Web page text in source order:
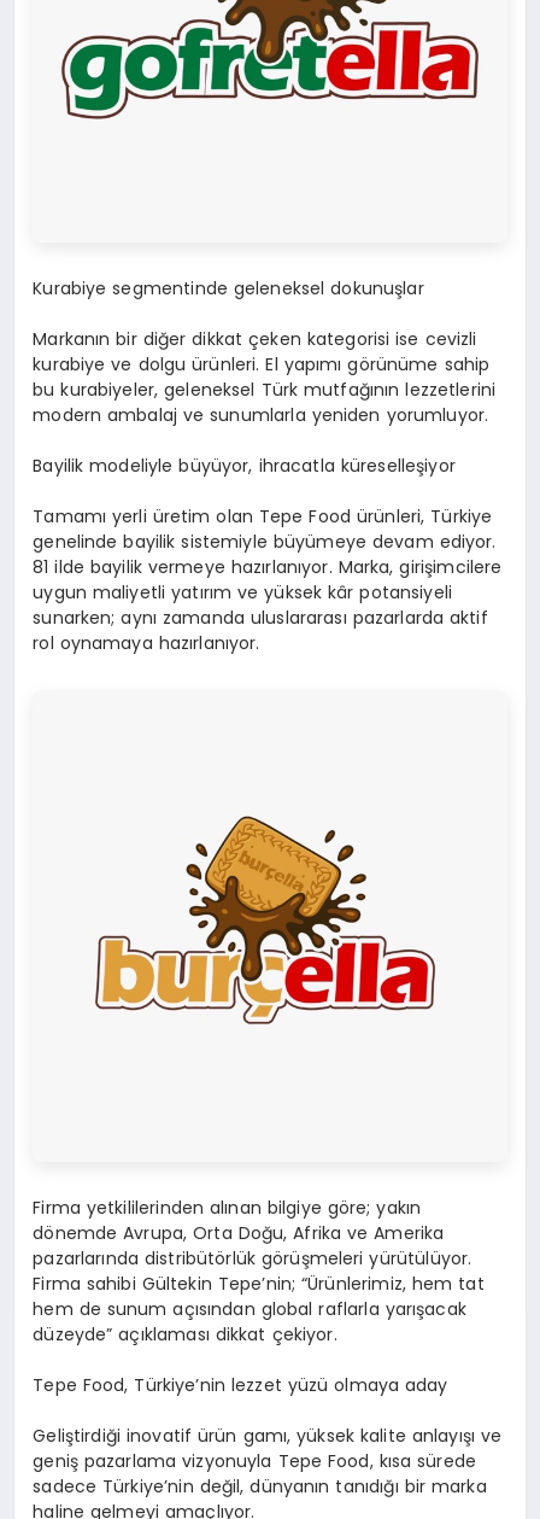
Kurabiye segmentinde geleneksel dokunuşlar
Markanın bir diğer dikkat çeken kategorisi ise cevizli
kurabiye ve dolgu ürünleri. El yapımı görünüme sahip
bu kurabiyeler, geleneksel Türk mutfağının lezzetlerini
modern ambalaj ve sunumlarla yeniden yorumluyor.
Bayilik modeliyle büyüyor, ihracatla küreselleşiyor
Tamamı yerli üretim olan Tepe Food ürünleri, Türkiye
genelinde bayilik sistemiyle büyümeye devam ediyor.
81 ilde bayilik vermeye hazırlanıyor. Marka, girişimcilere
uygun maliyetli yatırım ve yüksek kâr potansiyeli
sunarken; aynı zamanda uluslararası pazarlarda aktif
rol oynamaya hazırlanıyor.
Firma yetkililerinden alınan bilgiye göre; yakın
dönemde Avrupa, Orta Doğu, Afrika ve Amerika
pazarlarında distribütörlük görüşmeleri yürütülüyor.
Firma sahibi Gültekin Tepe’nin; “Ürünlerimiz, hem tat
hem de sunum açısından global raflarla yarışacak
düzeyde” açıklaması dikkat çekiyor.
Tepe Food, Türkiye’nin lezzet yüzü olmaya aday
Geliştirdiği inovatif ürün gamı, yüksek kalite anlayışı ve
geniş pazarlama vizyonuyla Tepe Food, kısa sürede
sadece Türkiye’nin değil, dünyanın tanıdığı bir marka
haline gelmeyi amaçlıyor.